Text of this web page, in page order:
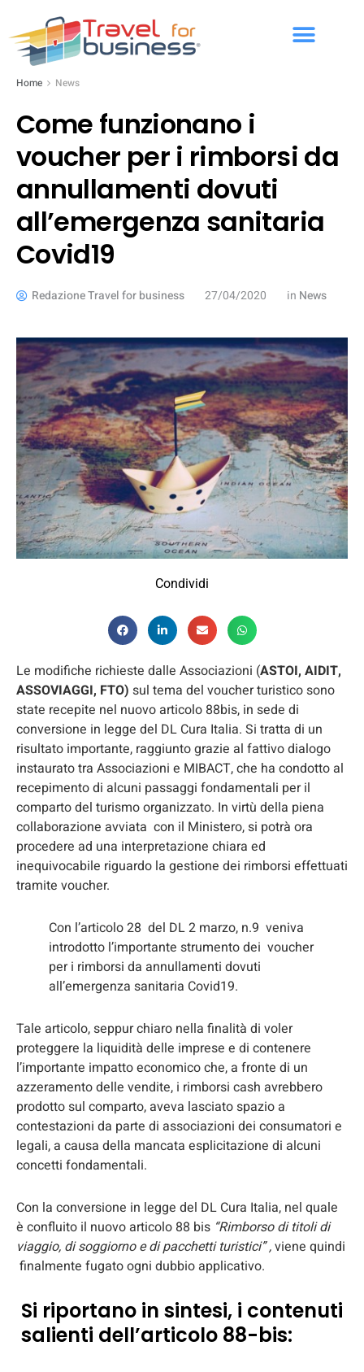
Home News
Come funzionano i
voucher per i rimborsi da
annullamenti dovuti
all’emergenza sanitaria
Covid19
Redazione Travel for business 27/04/2020 in News
Condividi
Le modifiche richieste dalle Associazioni (ASTOI, AIDIT,
ASSOVIAGGI, FTO) sul tema del voucher turistico sono
state recepite nel nuovo articolo 88bis, in sede di
conversione in legge del DL Cura Italia. Si tratta di un
risultato importante, raggiunto grazie al fattivo dialogo
instaurato tra Associazioni e MIBACT, che ha condotto al
recepimento di alcuni passaggi fondamentali per il
comparto del turismo organizzato. In virtù della piena
collaborazione avviata con il Ministero, si potrà ora
procedere ad una interpretazione chiara ed
inequivocabile riguardo la gestione dei rimborsi effettuati
tramite voucher.
Con l’articolo 28 del DL 2 marzo, n.9 veniva
introdotto l’importante strumento dei voucher
per i rimborsi da annullamenti dovuti
all’emergenza sanitaria Covid19.
Tale articolo, seppur chiaro nella finalità di voler
proteggere la liquidità delle imprese e di contenere
l’importante impatto economico che, a fronte di un
azzeramento delle vendite, i rimborsi cash avrebbero
prodotto sul comparto, aveva lasciato spazio a
contestazioni da parte di associazioni dei consumatori e
legali, a causa della mancata esplicitazione di alcuni
concetti fondamentali.
Con la conversione in legge del DL Cura Italia, nel quale
è confluito il nuovo articolo 88 bis “Rimborso di titoli di
viaggio, di soggiorno e di pacchetti turistici” ,viene quindi
finalmente fugato ogni dubbio applicativo.
Si riportano in sintesi, i contenuti
salienti dell’articolo 88-bis: